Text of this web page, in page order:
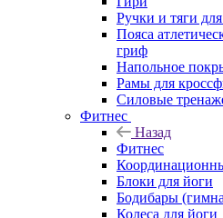
Ручки и тяги
Пояса
гриф
Напольное
Рамы для
Силовые
Фитнес
Назад
Фитнес
Блоки для йоги
Бодибары
Колеса для йоги